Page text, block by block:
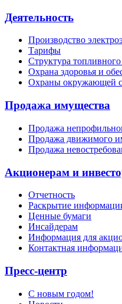
Деятельность
Производство
Тарифы
Структура топливного
Охрана здоровья и
Охраны окружающей
Продажа имущества
Продажа
Продажа движимого
Продажа
Акционерам и
Отчетность
Раскрытие
Ценные бумаги
Инсайдерам
Информация для
Контактная
Пресс-центр
С новым годом!